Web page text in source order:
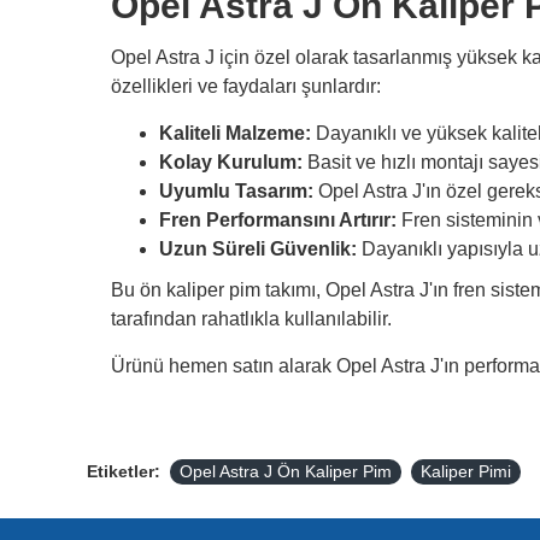
Opel Astra J için özel olarak tasarlanmış yüksek
özellikleri ve faydaları şunlardır:
Kaliteli Malzeme: Dayanıklı ve yüksek
Kolay Kurulum: Basit ve hızlı montajı
Uyumlu Tasarım: Opel Astra J'ın özel
Fren Performansını Artırır: Fren sisteminin
Uzun Süreli Güvenlik: Dayanıklı yapısıyla
Bu ön kaliper pim takımı, Opel Astra J'ın fren
tarafından rahatlıkla kullanılabilir.
Ürünü hemen satın alarak Opel Astra J'ın
Etiketler: Opel Astra J Ön Kaliper Pim Kaliper Pimi